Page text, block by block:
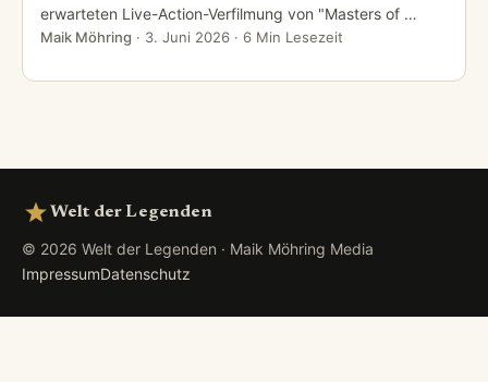
erwarteten Live-Action-Verfilmung von "Masters of …
Maik Möhring · 3. Juni 2026 · 6 Min Lesezeit
Welt der Legenden
© 2026 Welt der Legenden · Maik Möhring Media
ImpressumDatenschutz